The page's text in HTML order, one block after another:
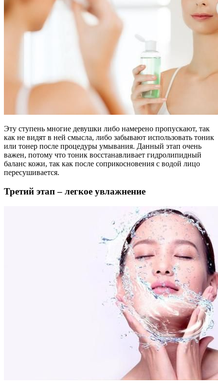
Эту ступень многие девушки либо намерено пропускают, так
как не видят в ней смысла, либо забывают использовать тоник
или тонер после процедуры умывания. Данный этап очень
важен, потому что тоник восстанавливает гидролипидный
баланс кожи, так как после соприкосновения с водой лицо
пересушивается.
Третий этап – легкое увлажнение